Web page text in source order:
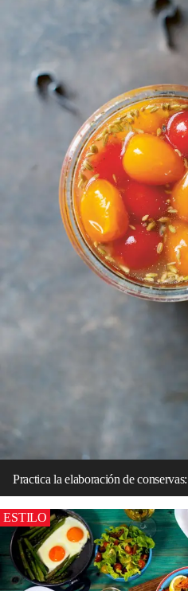
Practica la elaboración de
ESTILO